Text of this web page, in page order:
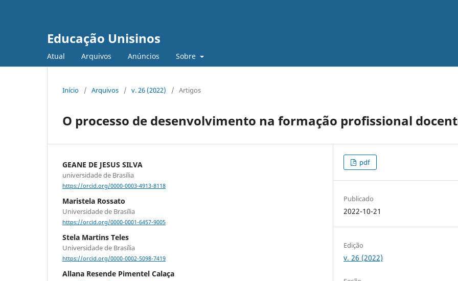
Educação Unisinos
Atual Arquivos Anúncios Sobre
Início / Arquivos / v. 26 (2022) / Artigos
O processo de desenvolvimento na formação profissional
GEANE DE JESUS SILVA
universidade de Brasília
https://orcid.org/0000-0003-4913-8118
Maristela Rossato
Universidade de Brasília
https://orcid.org/0000-0001-6457-9005
Stela Martins Teles
Universidade de Brasília
https://orcid.org/0000-0002-5098-7419
Allana Resende Pimentel Calaça
pdf
Publicado
2022-10-21
Edição
v. 26 (2022)